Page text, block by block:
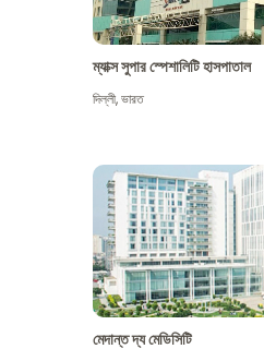
ম্যাক্স সুপার স্পেশালিটি হাসপাতাল
দিল্লী,ভারত
মেদান্ত দ্য মেডিসিটি